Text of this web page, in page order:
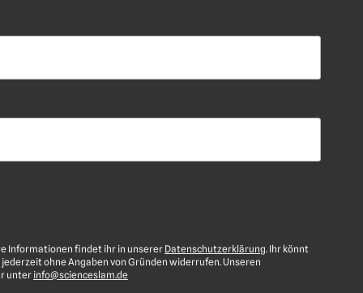
Informationen findet ihr in unserer Datenschutzerklärung. Ihr könnt
ohne Angaben von Gründen widerrufen. Unseren
unter info@scienceslam.de